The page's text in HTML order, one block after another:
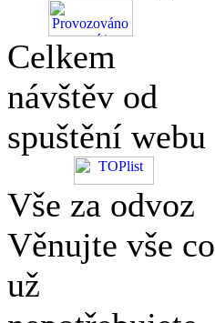
Celkem
návštěv od
spuštění webu
Vše za odvoz
Věnujte vše co
už